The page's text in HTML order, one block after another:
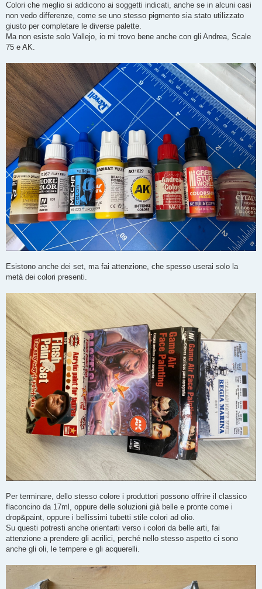
Colori che meglio si addicono ai soggetti indicati, anche se in alcuni casi
non vedo differenze, come se uno stesso pigmento sia stato utilizzato
giusto per completare le diverse palette.
Ma non esiste solo Vallejo, io mi trovo bene anche con gli Andrea, Scale
75 e AK.
Esistono anche dei set, ma fai attenzione, che spesso userai solo la
metà dei colori presenti.
Per terminare, dello stesso colore i produttori possono offrire il classico
flaconcino da 17ml, oppure delle soluzioni già belle e pronte come i
drop&paint, oppure i bellissimi tubetti stile colori ad olio.
Su questi potresti anche orientarti verso i colori da belle arti, fai
attenzione a prendere gli acrilici, perché nello stesso aspetto ci sono
anche gli oli, le tempere e gli acquerelli.